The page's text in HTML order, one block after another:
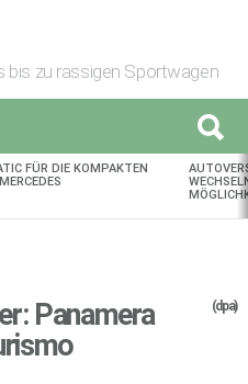
bis zu rassigen Sportwagen
FÜR DIE KOMPAKTEN
Panamera
(dpa)